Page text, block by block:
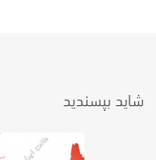
شاید بپسندید